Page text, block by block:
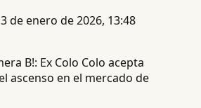
3 de enero de 2026, 13:48